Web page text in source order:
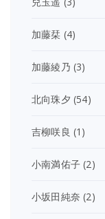
加藤栞 (4)
加藤綾乃 (3)
北向珠夕 (54)
吉柳咲良 (1)
小南満佑子 (2)
小坂田純奈 (2)